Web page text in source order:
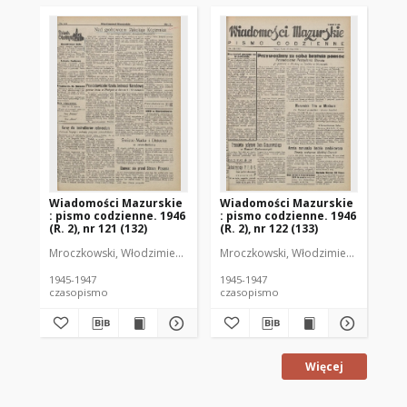
Wiadomości Mazurskie
: pismo codzienne. 1946
(R. 2), nr 121 (132)
Mroczkowski, Włodzimierz (1902-1971). Redaktor
1945-1947
czasopismo
Wiadomości Mazurskie
: pismo codzienne. 1946
(R. 2), nr 122 (133)
Mroczkowski, Włodzimierz (1902-
1945-1947
czasopismo
Więcej